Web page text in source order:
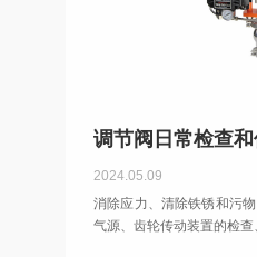
调节阀日常检查
2024.05.09
消除应力、清除铁锈和污
气源、齿轮传动装置的检查